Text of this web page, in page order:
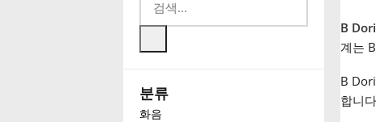
Deutsch
분류
화음
B
계는
B
합니